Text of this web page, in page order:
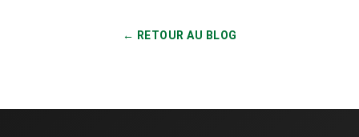
← RETOUR AU BLOG